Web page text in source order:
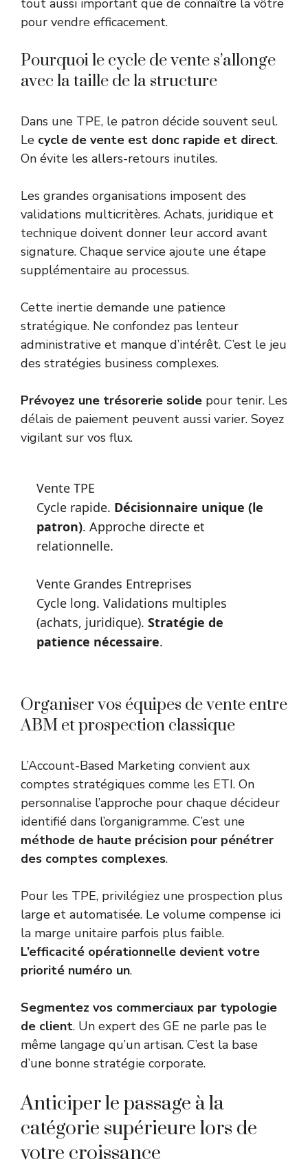
tout aussi important que de connaître la vôtre
pour vendre efficacement.
Pourquoi le cycle de vente s’allonge
avec la taille de la structure
Dans une TPE, le patron décide souvent seul.
Le cycle de vente est donc rapide et direct.
On évite les allers-retours inutiles.
Les grandes organisations imposent des
validations multicritères. Achats, juridique et
technique doivent donner leur accord avant
signature. Chaque service ajoute une étape
supplémentaire au processus.
Cette inertie demande une patience
stratégique. Ne confondez pas lenteur
administrative et manque d’intérêt. C’est le jeu
des stratégies business complexes.
Prévoyez une trésorerie solide pour tenir. Les
délais de paiement peuvent aussi varier. Soyez
vigilant sur vos flux.
Vente TPE
Cycle rapide. Décisionnaire unique (le
patron). Approche directe et
relationnelle.
Vente Grandes Entreprises
Cycle long. Validations multiples
(achats, juridique). Stratégie de
patience nécessaire.
Organiser vos équipes de vente entre
ABM et prospection classique
L’Account-Based Marketing convient aux
comptes stratégiques comme les ETI. On
personnalise l’approche pour chaque décideur
identifié dans l’organigramme. C’est une
méthode de haute précision pour pénétrer
des comptes complexes.
Pour les TPE, privilégiez une prospection plus
large et automatisée. Le volume compense ici
la marge unitaire parfois plus faible.
L’efficacité opérationnelle devient votre
priorité numéro un.
Segmentez vos commerciaux par typologie
de client. Un expert des GE ne parle pas le
même langage qu’un artisan. C’est la base
d’une bonne stratégie corporate.
Anticiper le passage à la
catégorie supérieure lors de
votre croissance